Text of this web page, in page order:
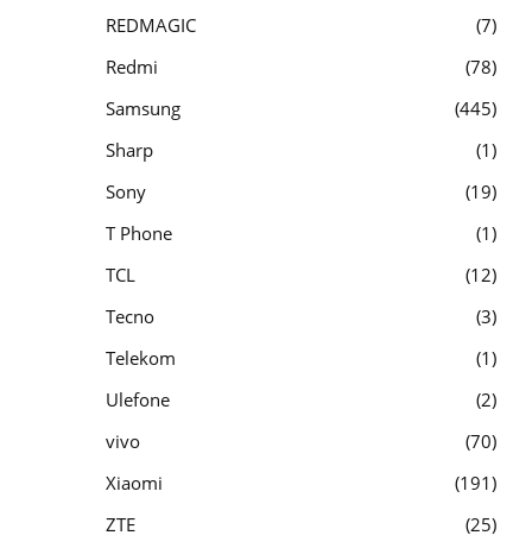
REDMAGIC
7
Redmi
78
Samsung
445
Sharp
1
Sony
19
T Phone
1
TCL
12
Tecno
3
Telekom
1
Ulefone
2
vivo
70
Xiaomi
191
ZTE
25